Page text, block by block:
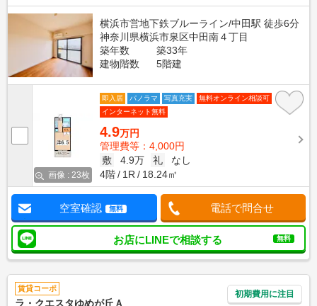
横浜市営地下鉄ブルーライン/中田駅 徒歩6分
神奈川県横浜市泉区中田南４丁目
築年数
築33年
建物階数
5階建
画像 : 23枚
即入居 パノラマ 写真充実
無料オンライン相談可
インターネット無料
4.9万円
管理費等：4,000円
敷
4.9万 礼
なし
4階
1R 18.24㎡
空室確認 無料 電話で問合せ
お店にLINEで相談する 無料
賃貸コーポ
ラ・クエスタゆめが丘Ａ
初期費用に注目